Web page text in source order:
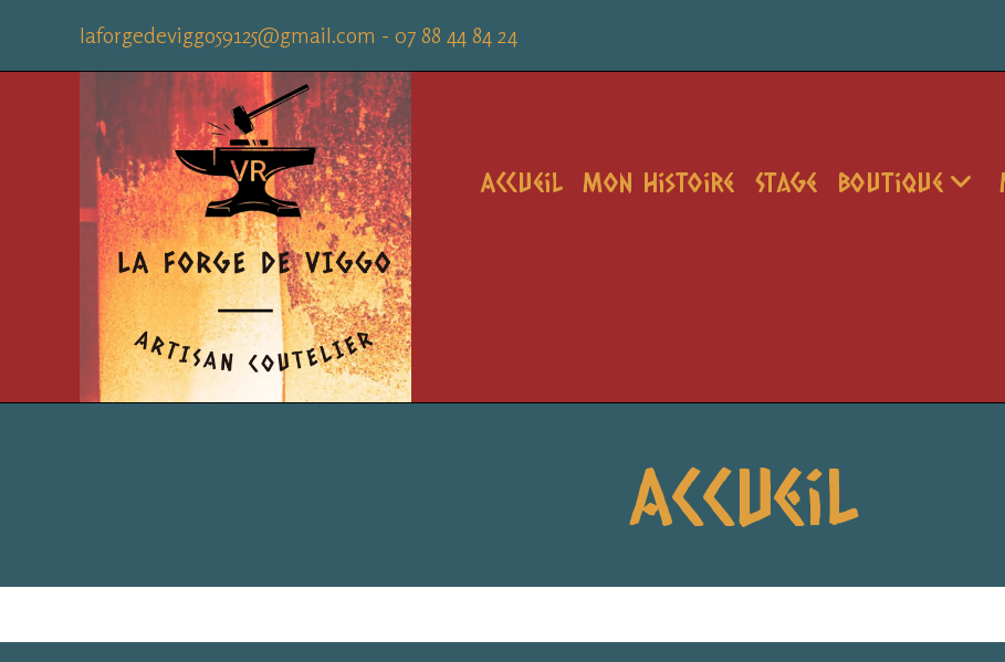
laforgedeviggo59125@gmail.com - 07 88 44 84 24
Accueil Mon Histoire Stage Boutique
Accueil